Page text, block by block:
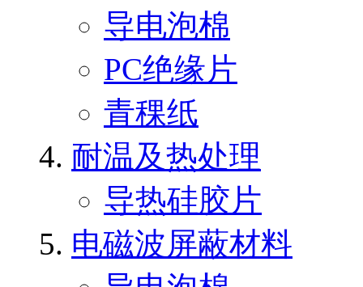
导电泡棉
PC绝缘片
青稞纸
耐温及热处理
导热硅胶片
电磁波屏蔽材料